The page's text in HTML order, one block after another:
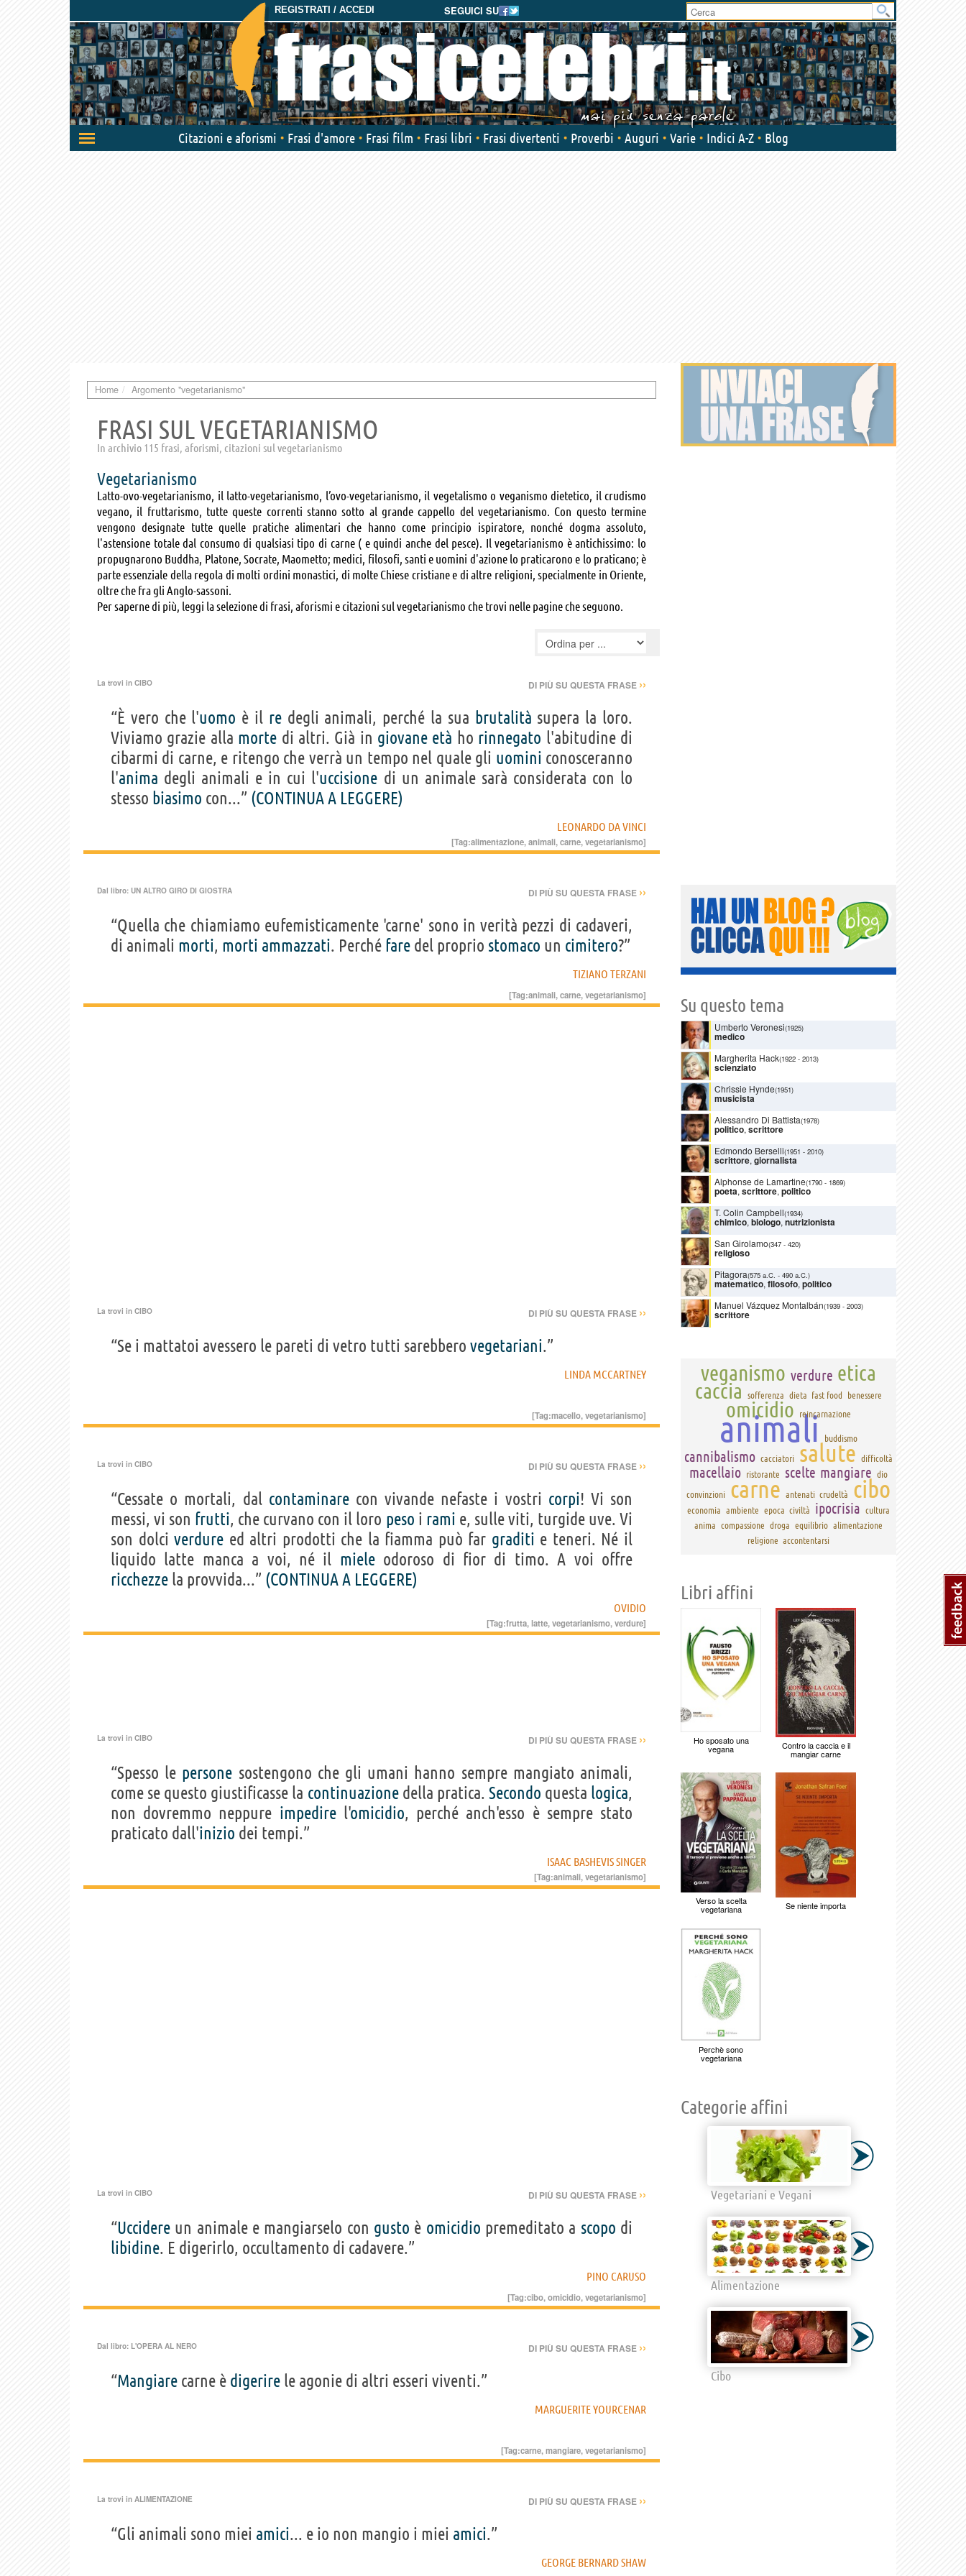
SEGUICI SU
REGISTRATI / ACCEDI
Attiva/disattiva
navigazione
User
area
Citazioni e aforismi Frasi d'amore Frasi film Frasi libri Frasi divertenti Proverbi Auguri Varie Indici A-Z Blog
Home Argomento "vegetarianismo"
FRASI SUL VEGETARIANISMO
In archivio 115 frasi, aforismi, citazioni sul vegetarianismo
Vegetarianismo
Latto-ovo-vegetarianismo, il latto-vegetarianismo, l’ovo-vegetarianismo, il vegetalismo o veganismo dietetico, il crudismo
vegano, il fruttarismo, tutte queste correnti stanno sotto al grande cappello del vegetarianismo. Con questo termine
vengono designate tutte quelle pratiche alimentari che hanno come principio ispiratore, nonché dogma assoluto,
l'astensione totale dal consumo di qualsiasi tipo di carne ( e quindi anche del pesce). Il vegetarianismo è antichissimo: lo
propugnarono Buddha, Platone, Socrate, Maometto; medici, filosofi, santi e uomini d'azione lo praticarono e lo praticano; è
parte essenziale della regola di molti ordini monastici, di molte Chiese cristiane e di altre religioni, specialmente in Oriente,
oltre che fra gli Anglo-sassoni.
Per saperne di più, leggi la selezione di frasi, aforismi e citazioni sul vegetarianismo che trovi nelle pagine che seguono.
La trovi in CIBO DI PIÙ SU QUESTA FRASE ››
“È vero che l'uomo è il redegli animali, perché la sua brutalità supera la loro.
Viviamo grazie alla morte di altri. Già in giovane età ho rinnegato l'abitudine di
cibarmi di carne, e ritengo che verrà un tempo nel quale gli uomini conosceranno
l'anima degli animali e in cui l'uccisione di un animale sarà considerata con lo
stesso biasimo con...” (CONTINUA A LEGGERE)
LEONARDO DA VINCI
[Tag:alimentazione,animali,carne,vegetarianismo]
Dal libro: UN ALTRO GIRO DI GIOSTRA DI PIÙ SU QUESTA FRASE ››
“Quella che chiamiamo eufemisticamente 'carne' sono in verità pezzi di cadaveri,
di animali morti, morti ammazzati. Perché fare del proprio stomaco un cimitero?”
TIZIANO TERZANI
[Tag:animali,carne,vegetarianismo]
La trovi in CIBO DI PIÙ SU QUESTA FRASE ››
“Se i mattatoi avessero le pareti di vetro tutti sarebbero vegetariani.”
LINDA MCCARTNEY
[Tag:macello,vegetarianismo]
La trovi in CIBO DI PIÙ SU QUESTA FRASE ››
“Cessate o mortali, dal contaminarecon vivande nefaste i vostri corpi! Vi son
messi, vi son frutti, che curvano con il loro peso i rami e, sulle viti, turgide uve. Vi
son dolciverdure ed altri prodotti che la fiamma può far graditi e teneri. Né il
liquido latte manca a voi, né il mieleodoroso di fior di timo. A voi offre
ricchezze la provvida...” (CONTINUA A LEGGERE)
OVIDIO
[Tag:frutta,latte,vegetarianismo,verdure]
La trovi in CIBO DI PIÙ SU QUESTA FRASE ››
“Spesso le persone sostengono che gli umani hanno sempre mangiato animali,
come se questo giustificasse la continuazionedella pratica. Secondo questa logica,
non dovremmo neppure impedirel'omicidio, perché anch'esso è sempre stato
praticato dall'inizio dei tempi.”
ISAAC BASHEVIS SINGER
[Tag:animali,vegetarianismo]
La trovi in CIBO DI PIÙ SU QUESTA FRASE ››
“Uccidere un animale e mangiarselo con gusto è omicidio premeditato a scopo di
libidine. E digerirlo, occultamento di cadavere.”
PINO CARUSO
[Tag:cibo,omicidio,vegetarianismo]
Dal libro: L'OPERA AL NERO DI PIÙ SU QUESTA FRASE ››
“Mangiare carne è digerire le agonie di altri esseri viventi.”
MARGUERITE YOURCENAR
[Tag:carne,mangiare,vegetarianismo]
La trovi in ALIMENTAZIONE DI PIÙ SU QUESTA FRASE ››
“Gli animali sono miei amici... e io non mangio i miei amici.”
GEORGE BERNARD SHAW
Su questo tema
Umberto Veronesi(1925)
medico
Margherita Hack(1922 - 2013)
scienziato
Chrissie Hynde(1951)
musicista
Alessandro Di Battista(1978)
politico, scrittore
Edmondo Berselli(1951 - 2010)
scrittore, giornalista
Alphonse de Lamartine(1790 - 1869)
poeta, scrittore, politico
T. Colin Campbell(1934)
chimico, biologo, nutrizionista
San Girolamo(347 - 420)
religioso
Pitagora(575 a.C. - 490 a.C.)
matematico, filosofo, politico
Manuel Vázquez Montalbán(1939 - 2003)
scrittore
veganismo verdure etica
caccia sofferenza dieta fast food benessere
omicidio reincarnazione
animali buddismo
cannibalismo cacciatori salute difficoltà
macellaio ristorante scelte mangiare dio
convinzioni carne antenati crudeltà cibo
economia ambiente epoca civiltà ipocrisia cultura
anima compassione droga equilibrio alimentazione
religione accontentarsi
Libri affini
Ho sposato una
vegana Contro la caccia e il
mangiar carne
Verso la scelta
vegetariana Se niente importa
Perchè sono
vegetariana
Categorie affini
Vegetariani e Vegani
Alimentazione
Cibo